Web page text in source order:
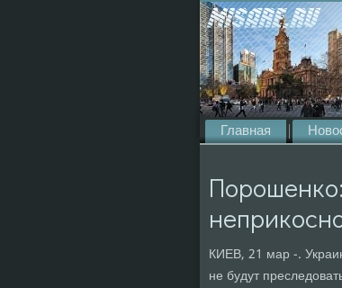
Главная
КИЕВ, 21 мар -.
не будут